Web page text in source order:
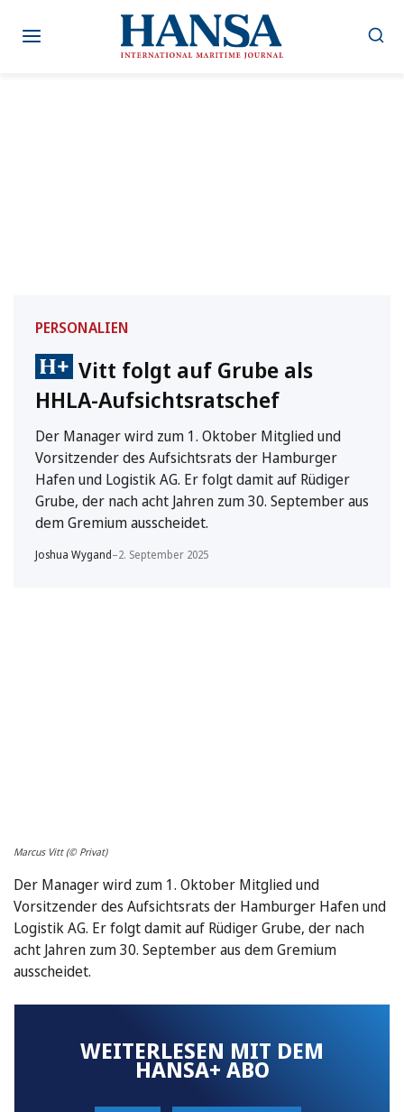
Inhalt
PERSONALIEN
Vitt folgt auf Grube als
HHLA-Aufsichtsratschef
Der Manager wird zum 1. Oktober Mitglied und
Vorsitzender des Aufsichtsrats der Hamburger
Hafen und Logistik AG. Er folgt damit auf Rüdiger
Grube, der nach acht Jahren zum 30. September aus
dem Gremium ausscheidet.
Joshua Wygand–2. September 2025
Marcus Vitt (© Privat)
Der Manager wird zum 1. Oktober Mitglied und
Vorsitzender des Aufsichtsrats der Hamburger Hafen und
Logistik AG. Er folgt damit auf Rüdiger Grube, der nach
acht Jahren zum 30. September aus dem Gremium
ausscheidet.
WEITERLESEN MIT DEM
HANSA+ ABO